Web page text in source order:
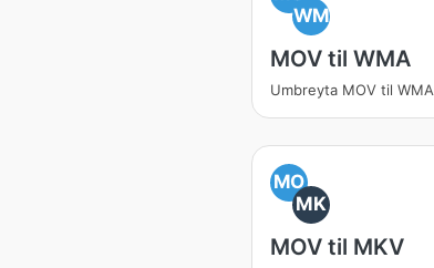
WM
MOV til WMA
Umbreyta MOV til WMA
MO
MK
MOV til MKV